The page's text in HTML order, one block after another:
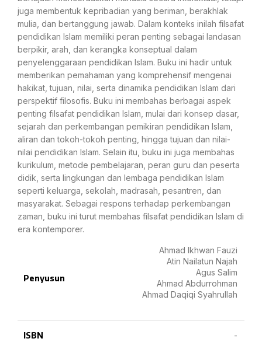
juga membentuk kepribadian yang beriman, berakhlak
mulia, dan bertanggung jawab. Dalam konteks inilah filsafat
pendidikan Islam memiliki peran penting sebagai landasan
berpikir, arah, dan kerangka konseptual dalam
penyelenggaraan pendidikan Islam. Buku ini hadir untuk
memberikan pemahaman yang komprehensif mengenai
hakikat, tujuan, nilai, serta dinamika pendidikan Islam dari
perspektif filosofis. Buku ini membahas berbagai aspek
penting filsafat pendidikan Islam, mulai dari konsep dasar,
sejarah dan perkembangan pemikiran pendidikan Islam,
aliran dan tokoh-tokoh penting, hingga tujuan dan nilai-
nilai pendidikan Islam. Selain itu, buku ini juga membahas
kurikulum, metode pembelajaran, peran guru dan peserta
didik, serta lingkungan dan lembaga pendidikan Islam
seperti keluarga, sekolah, madrasah, pesantren, dan
masyarakat. Sebagai respons terhadap perkembangan
zaman, buku ini turut membahas filsafat pendidikan Islam di
era kontemporer.
Penyusun
Ahmad Ikhwan Fauzi
Atin Nailatun Najah
Agus Salim
Ahmad Abdurrohman
Ahmad Daqiqi Syahrullah
ISBN -